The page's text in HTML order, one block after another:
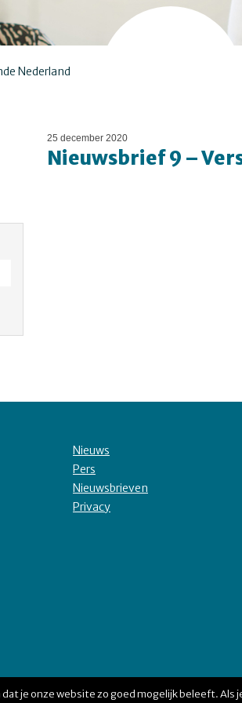
Nederland
25 december 2020
Nieuwsbrief 9 –
Nieuws
Pers
Nieuwsbrieven
Privacy
je onze website zo goed mogelijk beleeft.